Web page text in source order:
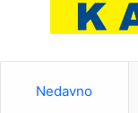
Nedavno